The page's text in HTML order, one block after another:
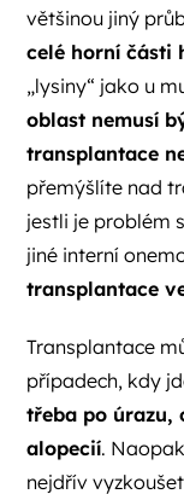
většinou jiný
celé horní části
„lysiny“ jako u
oblast nemusí
transplantace
přemýšlíte nad
jestli je problém
jiné interní
transplantace
Transplantace
případech, kdy
třeba po úrazu,
alopecií.
nejdřív